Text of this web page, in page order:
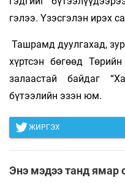
гэлээ. Үзэсгэлэн ирэх
Ташрамд дуулгахад,
хүртсэн бөгөөд
залаастай байдаг
бүтээлийн эзэн юм.
ЖИРГЭХ
Энэ мэдээ танд ямар